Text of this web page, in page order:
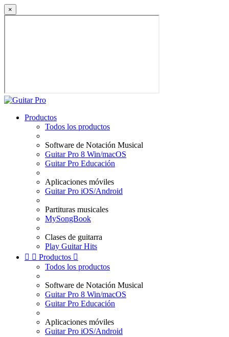
×
Productos
Todos los productos
Software de Notación Musical
Guitar Pro 8 Win/macOS
Guitar Pro Educación
Aplicaciones móviles
Guitar Pro iOS/Android
Partituras musicales
MySongBook
Clases de guitarra
Play Guitar Hits
  Productos 
Todos los productos
Software de Notación Musical
Guitar Pro 8 Win/macOS
Guitar Pro Educación
Aplicaciones móviles
Guitar Pro iOS/Android